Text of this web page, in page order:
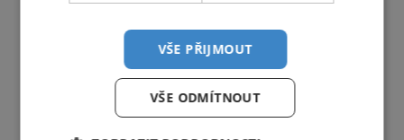
VŠE PŘIJMOUT
VŠE ODMÍTNOUT